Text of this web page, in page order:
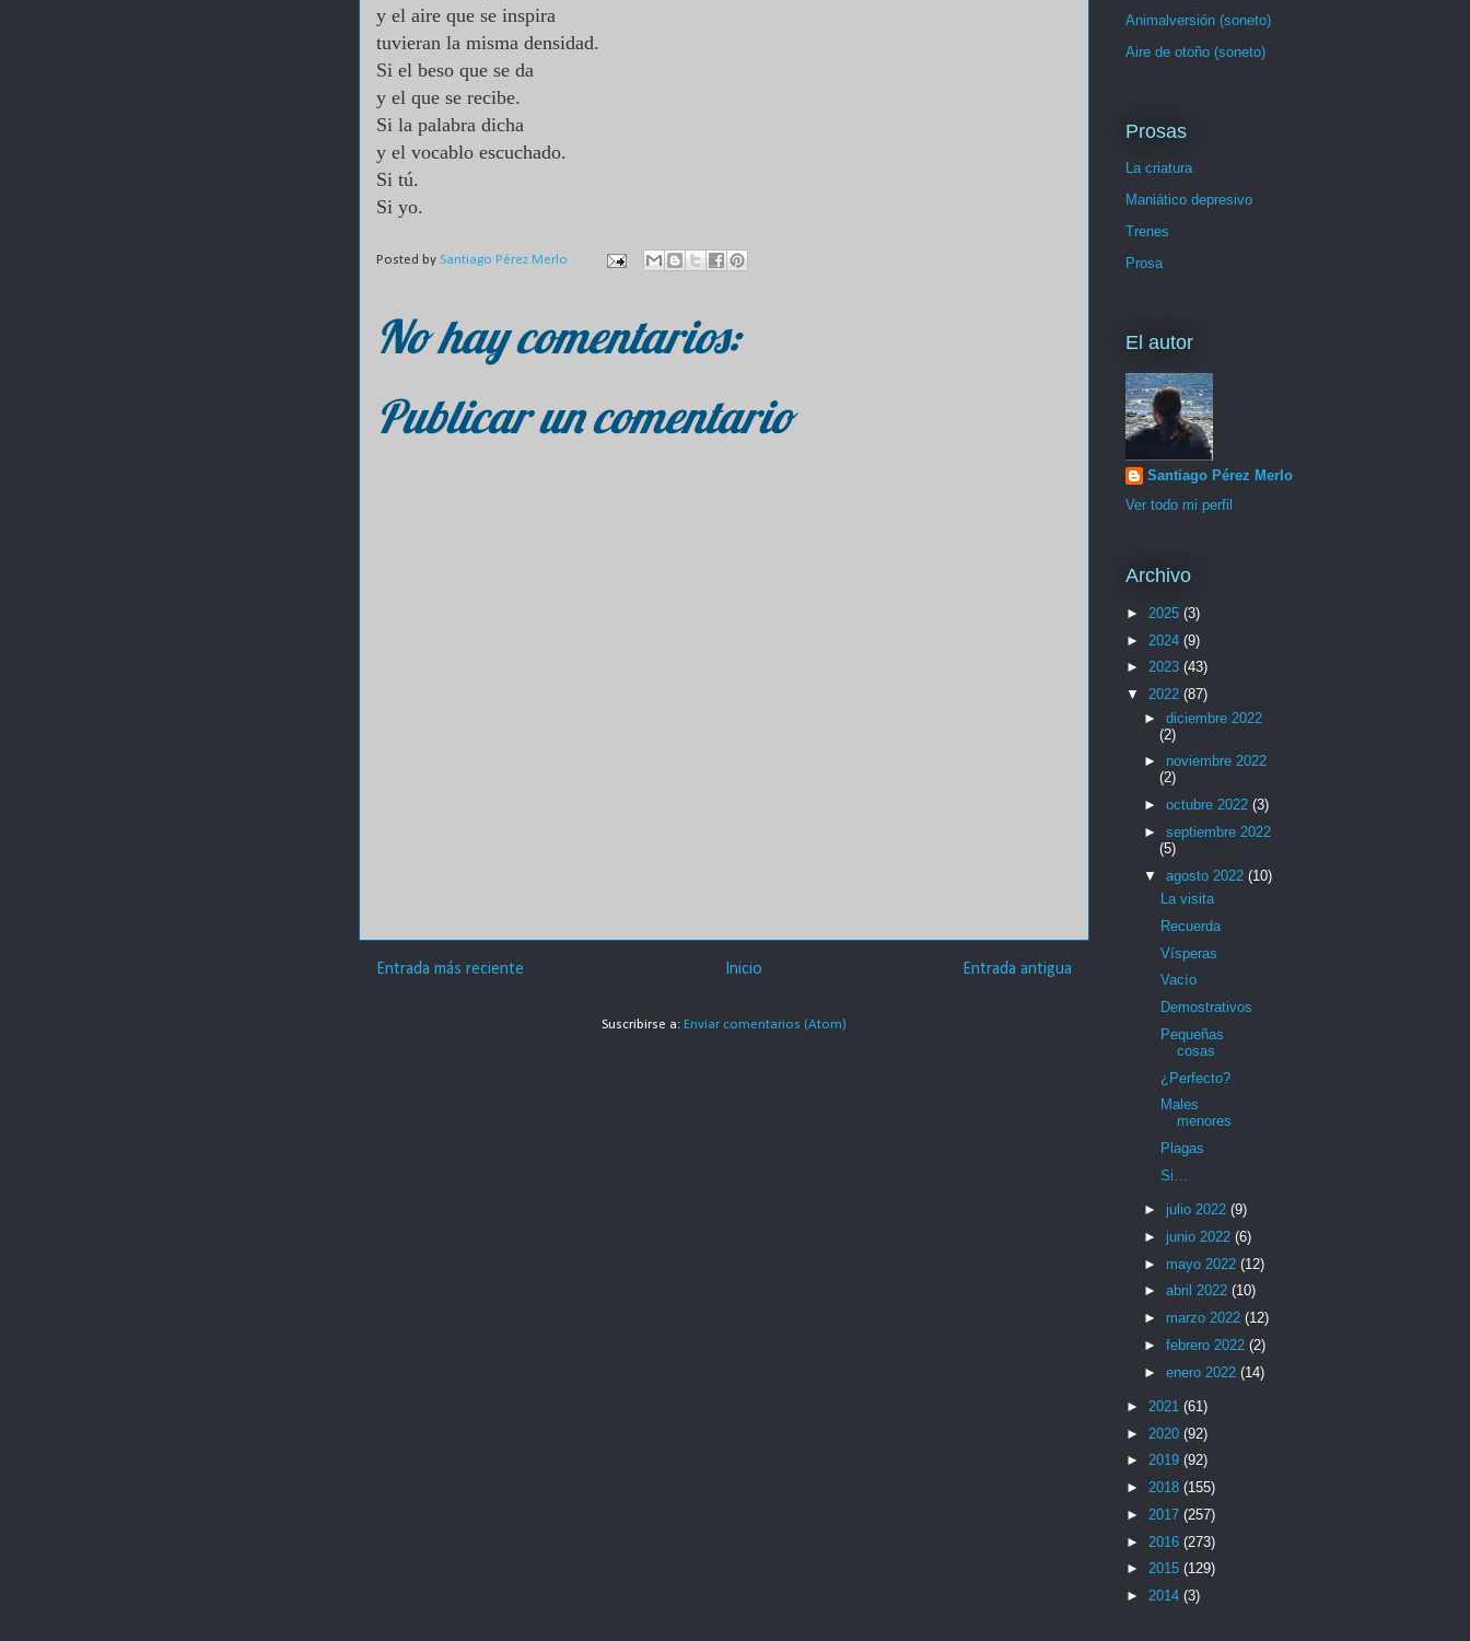
y el aire que se inspira
tuvieran la misma densidad.
Si el beso que se da
y el que se recibe.
Si la palabra dicha
y el vocablo escuchado.
Si tú.
Si yo.
Posted by Santiago Pérez Merlo
No hay comentarios:
Publicar un comentario
Entrada más reciente Entrada antigua
Inicio
Suscribirse a: Enviar comentarios (Atom)
Animalversión (soneto)
Aire de otoño (soneto)
Prosas
La criatura
Maniático depresivo
Trenes
Prosa
El autor
Santiago Pérez Merlo
Ver todo mi perfil
Archivo
► 2025 (3)
► 2024 (9)
► 2023 (43)
▼ 2022 (87)
► diciembre 2022
(2)
► noviembre 2022
(2)
► octubre 2022 (3)
► septiembre 2022
(5)
▼ agosto 2022 (10)
La visita
Recuerda
Vísperas
Vacío
Demostrativos
Pequeñas
cosas
¿Perfecto?
Males
menores
Plagas
Si…
► julio 2022 (9)
► junio 2022 (6)
► mayo 2022 (12)
► abril 2022 (10)
► marzo 2022 (12)
► febrero 2022 (2)
► enero 2022 (14)
► 2021 (61)
► 2020 (92)
► 2019 (92)
► 2018 (155)
► 2017 (257)
► 2016 (273)
► 2015 (129)
► 2014 (3)